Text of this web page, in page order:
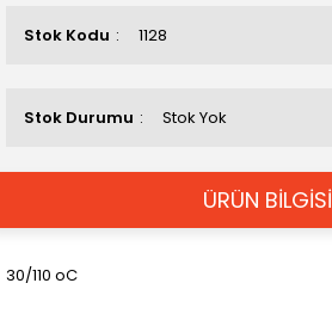
Stok Kodu 1128
Stok Durumu Stok Yok
ÜRÜN BİLGİSİ
30/110 oC